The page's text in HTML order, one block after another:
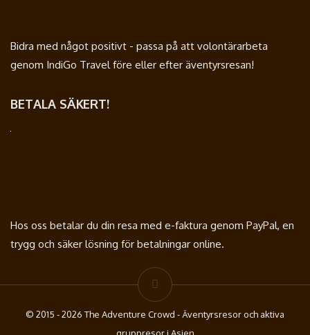
Bidra med något positivt - passa på att volontärarbeta
genom IndiGo Travel före eller efter äventyrsresan!
BETALA SÄKERT!
Hos oss betalar du din resa med e-faktura genom PayPal, en
trygg och säker lösning för betalningar online.
© 2015 - 2026 The Adventure Crowd - Äventyrsresor och aktiva